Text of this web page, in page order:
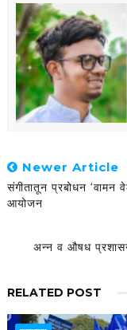
Newer Article
संगीतातून प्रबोधन ‘वामन
आयोजन
अन्न व औषध प्रशासन
RELATED POST